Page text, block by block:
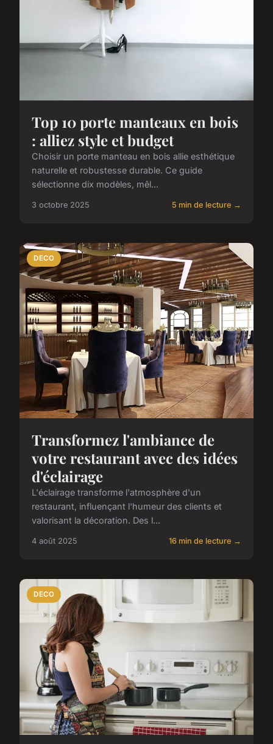
Top 10 porte manteaux en bois
: alliez style et budget
Choisir un porte manteau en bois allie esthétique
naturelle et robustesse durable. Ce guide
sélectionne dix modèles, mêl...
3 octobre 2025 5 min de lecture →
DECO
Transformez l'ambiance de
votre restaurant avec des idées
d'éclairage
L'éclairage transforme l'atmosphère d'un
restaurant, influençant l'humeur des clients et
valorisant la décoration. Des l...
4 août 2025 16 min de lecture →
DECO